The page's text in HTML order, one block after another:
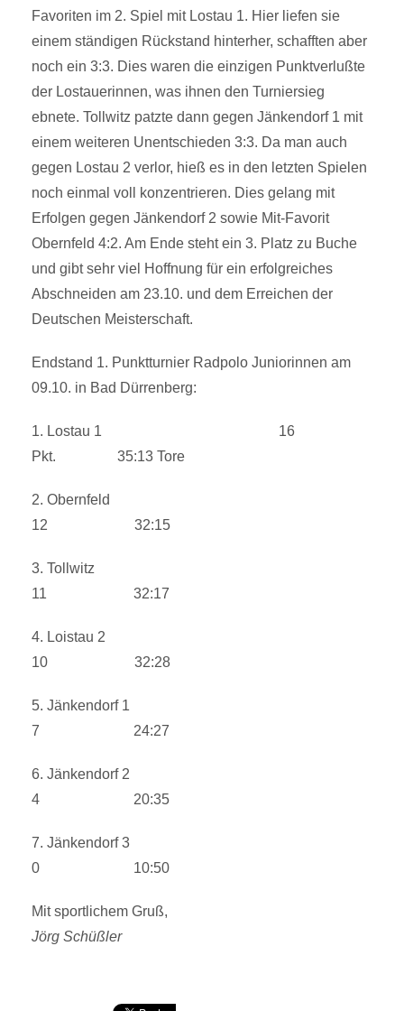
Favoriten im 2. Spiel mit Lostau 1. Hier liefen sie
einem ständigen Rückstand hinterher, schafften aber
noch ein 3:3. Dies waren die einzigen Punktverlußte
der Lostauerinnen, was ihnen den Turniersieg
ebnete. Tollwitz patzte dann gegen Jänkendorf 1 mit
einem weiteren Unentschieden 3:3. Da man auch
gegen Lostau 2 verlor, hieß es in den letzten Spielen
noch einmal voll konzentrieren. Dies gelang mit
Erfolgen gegen Jänkendorf 2 sowie Mit-Favorit
Obernfeld 4:2. Am Ende steht ein 3. Platz zu Buche
und gibt sehr viel Hoffnung für ein erfolgreiches
Abschneiden am 23.10. und dem Erreichen der
Deutschen Meisterschaft.
Endstand 1. Punktturnier Radpolo Juniorinnen am
09.10. in Bad Dürrenberg:
1. Lostau 1 16
Pkt. 35:13 Tore
2. Obernfeld
12 32:15
3. Tollwitz
11 32:17
4. Loistau 2
10 32:28
5. Jänkendorf 1
7 24:27
6. Jänkendorf 2
4 20:35
7. Jänkendorf 3
0 10:50
Mit sportlichem Gruß,
Jörg Schüßler